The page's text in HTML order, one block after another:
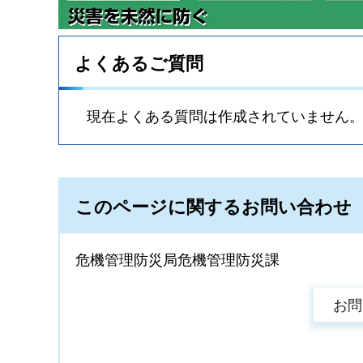
よくあるご質問
現在よくある質問は作成されていません。
このページに関するお問い合わせ
危機管理防災局危機管理防災課